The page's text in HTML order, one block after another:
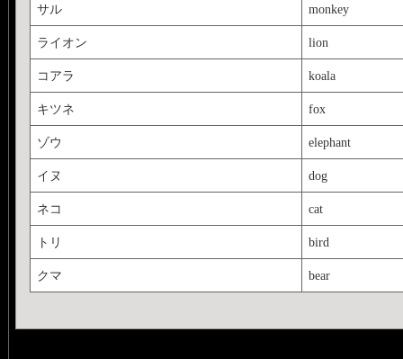
サル monkey
ライオン lion
コアラ koala
キツネ fox
ゾウ elephant
イヌ dog
ネコ cat
トリ bird
クマ bear